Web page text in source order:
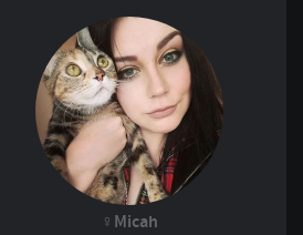
Micah